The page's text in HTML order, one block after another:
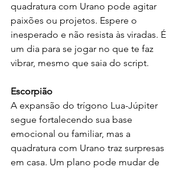
quadratura com Urano pode agitar
paixões ou projetos. Espere o
inesperado e não resista às viradas. É
um dia para se jogar no que te faz
vibrar, mesmo que saia do script.
Escorpião
A expansão do trígono Lua-Júpiter
segue fortalecendo sua base
emocional ou familiar, mas a
quadratura com Urano traz surpresas
em casa. Um plano pode mudar de